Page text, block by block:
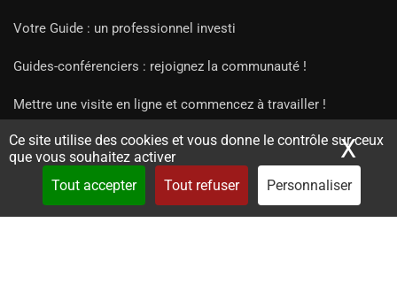
Ce site utilise des cookies et vous donne le contrôle sur ceux
que vous souhaitez activer
Tout accepter
Tout refuser Personnaliser
X
Votre Guide : un professionnel investi
Guides-conférenciers : rejoignez la communauté !
Mettre une visite en ligne et commencez à travailler !